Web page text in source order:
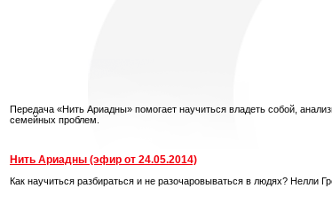
Передача «Нить Ариадны» помогает научиться владеть собой,
семейных проблем.
Нить Ариадны (эфир от 24.05.2014)
Как научиться разбираться и не разочаровываться в людях? Нелли